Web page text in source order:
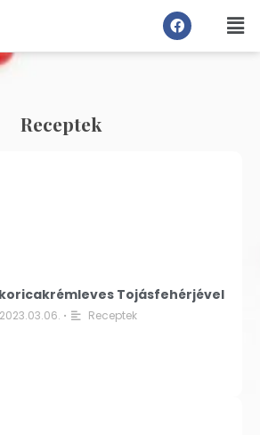
Receptek
Tojásfehérjével
2023.03.06. • Receptek